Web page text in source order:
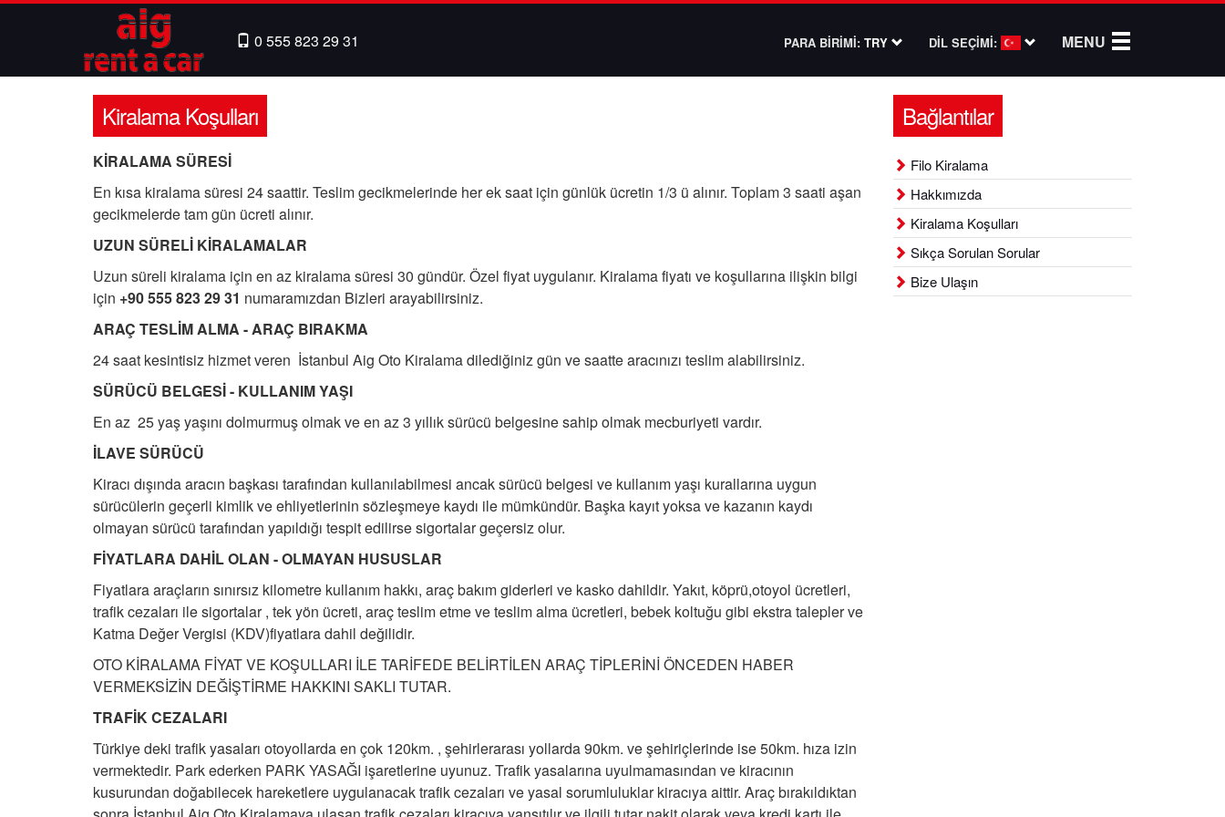
0 555 823 29 31 PARA BİRİMİ: TRY DİL SEÇİMİ: MENU
Kiralama Koşulları
KİRALAMA SÜRESİ
En kısa kiralama süresi 24 saattir. Teslim gecikmelerinde her ek saat için günlük ücretin 1/3 ü alınır. Toplam 3 saati aşan
gecikmelerde tam gün ücreti alınır.
UZUN SÜRELİ KİRALAMALAR
Uzun süreli kiralama için en az kiralama süresi 30 gündür. Özel fiyat uygulanır. Kiralama fiyatı ve koşullarına ilişkin bilgi
için +90 555 823 29 31 numaramızdan Bizleri arayabilirsiniz.
ARAÇ TESLİM ALMA - ARAÇ BIRAKMA
24 saat kesintisiz hizmet veren İstanbul Aig Oto Kiralama dilediğiniz gün ve saatte aracınızı teslim alabilirsiniz.
SÜRÜCÜ BELGESİ - KULLANIM YAŞI
En az 25 yaş yaşını dolmurmuş olmak ve en az 3 yıllık sürücü belgesine sahip olmak mecburiyeti vardır.
İLAVE SÜRÜCÜ
Kiracı dışında aracın başkası tarafından kullanılabilmesi ancak sürücü belgesi ve kullanım yaşı kurallarına uygun
sürücülerin geçerli kimlik ve ehliyetlerinin sözleşmeye kaydı ile mümkündür. Başka kayıt yoksa ve kazanın kaydı
olmayan sürücü tarafından yapıldığı tespit edilirse sigortalar geçersiz olur.
FİYATLARA DAHİL OLAN - OLMAYAN HUSUSLAR
Fiyatlara araçların sınırsız kilometre kullanım hakkı, araç bakım giderleri ve kasko dahildir. Yakıt, köprü,otoyol ücretleri,
trafik cezaları ile sigortalar , tek yön ücreti, araç teslim etme ve teslim alma ücretleri, bebek koltuğu gibi ekstra talepler ve
Katma Değer Vergisi (KDV)fiyatlara dahil değilidir.
OTO KİRALAMA FİYAT VE KOŞULLARI İLE TARİFEDE BELİRTİLEN ARAÇ TİPLERİNİ ÖNCEDEN HABER
VERMEKSİZİN DEĞİŞTİRME HAKKINI SAKLI TUTAR.
TRAFİK CEZALARI
Türkiye deki trafik yasaları otoyollarda en çok 120km. , şehirlerarası yollarda 90km. ve şehiriçlerinde ise 50km. hıza izin
vermektedir. Park ederken PARK YASAĞI işaretlerine uyunuz. Trafik yasalarına uyulmamasından ve kiracının
kusurundan doğabilecek hareketlere uygulanacak trafik cezaları ve yasal sorumluluklar kiracıya aittir. Araç bırakıldıktan
Bağlantılar
Filo Kiralama
Hakkımızda
Kiralama Koşulları
Sıkça Sorulan Sorular
Bize Ulaşın